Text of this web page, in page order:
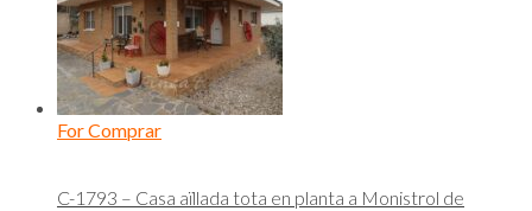
For Comprar
C-1793 – Casa aïllada tota en planta a Monistrol de